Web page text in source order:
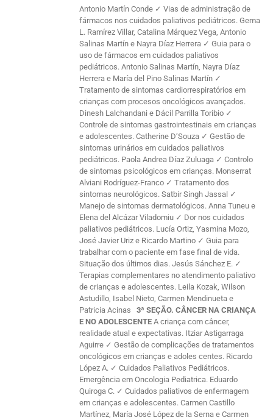
Antonio Martín Conde ✓ Vias de administração de
fármacos nos cuidados paliativos pediátricos. Gema
L. Ramírez Villar, Catalina Márquez Vega, Antonio
Salinas Martín e Nayra Díaz Herrera ✓ Guia para o
uso de fármacos em cuidados paliativos
pediátricos. Antonio Salinas Martín, Nayra Díaz
Herrera e María del Pino Salinas Martín ✓
Tratamento de sintomas cardiorrespiratórios em
crianças com procesos oncológicos avançados.
Dinesh Lalchandani e Dácil Parrilla Toribio ✓
Controle de sintomas gastrointestinais em crianças
e adolescentes. Catherine D’Souza ✓ Gestão de
sintomas urinários em cuidados paliativos
pediátricos. Paola Andrea Díaz Zuluaga ✓ Controlo
de sintomas psicológicos em crianças. Monserrat
Alviani Rodríguez-Franco ✓ Tratamento dos
sintomas neurológicos. Satbir Singh Jassal ✓
Manejo de sintomas dermatológicos. Anna Tuneu e
Elena del Alcázar Viladomiu ✓ Dor nos cuidados
paliativos pediátricos. Lucía Ortiz, Yasmina Mozo,
José Javier Uriz e Ricardo Martino ✓ Guia para
trabalhar com o paciente em fase final de vida.
Situação dos últimos dias. Jesús Sánchez E. ✓
Terapias complementares no atendimento paliativo
de crianças e adolescentes. Leila Kozak, Wilson
Astudillo, Isabel Nieto, Carmen Mendinueta e
Patricia Acinas3ª SEÇÃO. CÂNCER NA CRIANÇA
E NO ADOLESCENTE A criança com câncer,
realidade atual e expectativas. Itziar Astigarraga
Aguirre ✓ Gestão de complicações de tratamentos
oncológicos em crianças e adoles centes. Ricardo
López A. ✓ Cuidados Paliativos Pediátricos.
Emergência em Oncologia Pediatrica. Eduardo
Quiroga C. ✓ Cuidados paliativos de enfermagem
em crianças e adolescentes. Carmen Castillo
Martínez, María José López de la Serna e Carmen